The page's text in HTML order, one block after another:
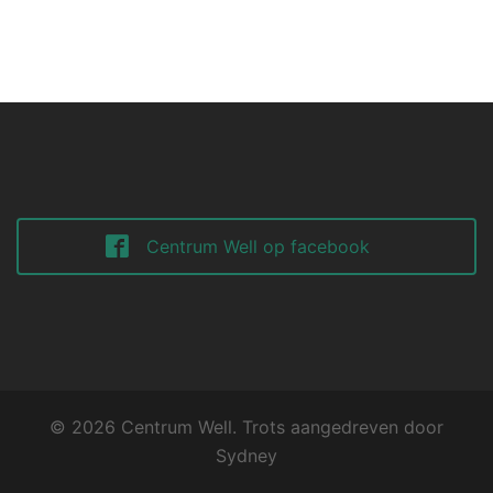
Centrum Well op facebook
© 2026 Centrum Well. Trots aangedreven door
Sydney